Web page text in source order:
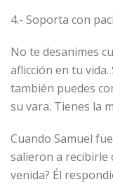
4.- Soporta con
No te desanimes
aflicción en tu
también puedes
su vara. Tienes la
Cuando Samuel
salieron a recibirle
venida? Él